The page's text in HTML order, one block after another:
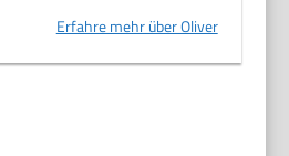
Erfahre mehr über Oliver